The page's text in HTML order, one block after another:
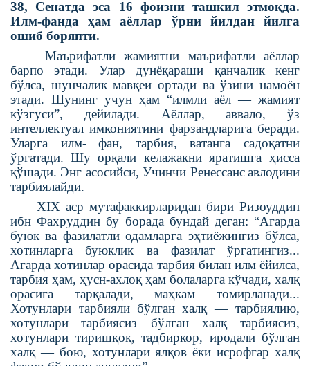
38, Сенатда эса 16 фоизни ташкил этмоқда.
Илм-фанда ҳам аёллар ўрни йилдан йилга
ошиб боряпти.
Маърифатли жамиятни маърифатли аёллар
барпо этади. Улар дунёқараши қанчалик кенг
бўлса, шунчалик мавқеи ортади ва ўзини намоён
этади. Шунинг учун ҳам “илмли аёл — жамият
кўзгуси”, дейилади. Аёллар, аввало, ўз
интеллектуал имкониятини фарзандларига беради.
Уларга илм-
фан, тарбия, ватанга садоқатни
ўргатади. Шу орқали келажакни яратишга ҳисса
қўшади. Энг асосийси, Учинчи Ренессанс авлодини
тарбиялайди.
XIX аср мутафаккирларидан бири Ризоуддин
ибн Фахруддин бу борада бундай деган: “Агарда
буюк ва фазилатли одамларга эҳтиёжингиз бўлса,
хотинларга буюклик ва фазилат ўргатингиз...
Агарда хотинлар орасида тарбия билан илм ёйилса,
тарбия ҳам, ҳусн-ахлоқ ҳам болаларга кўчади, халқ
орасига тарқалади, маҳкам томирланади...
Хотунлари тарбияли бўлган халқ — тарбиялию,
хотунлари
тарбиясиз бўлган халқ тарбиясиз,
хотунлари тиришқоқ, тадбиркор, иродали бўлган
халқ — бою, хотунлари ялқов ёки исрофгар халқ